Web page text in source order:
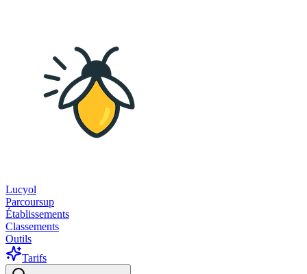
Lucyol
Parcoursup
Établissements
Classements
Outils
Tarifs